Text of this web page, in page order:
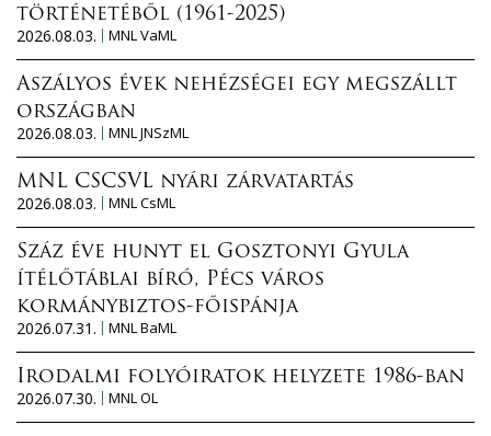
történetéből (1961-2025)
2026.08.03.
MNL VaML
Aszályos évek nehézségei egy megszállt
országban
2026.08.03.
MNL JNSzML
MNL CSCSVL nyári zárvatartás
2026.08.03.
MNL CsML
Száz éve hunyt el Gosztonyi Gyula
ítélőtáblai bíró, Pécs város
kormánybiztos-főispánja
2026.07.31.
MNL BaML
Irodalmi folyóiratok helyzete 1986-ban
2026.07.30.
MNL OL